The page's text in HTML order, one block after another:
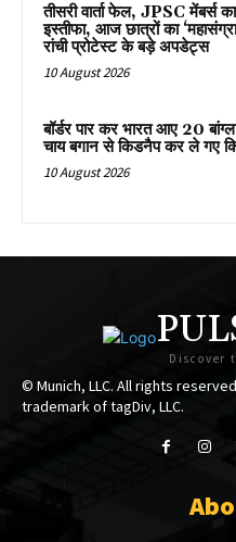
तीसरी वार्ता फेल, JPSC मेंबर्स का
इस्तीफा, आज छात्रों का
रांची प्रोटेस्ट के बड़े अपडेट्स
10 August 2026
बॉर्डर पार कर भारत आए 20
चाय बगान से किडनैप कर ले गए
10 August 2026
Discover
© Munich, LLC. All rights
trademark of tagDiv, LLC.